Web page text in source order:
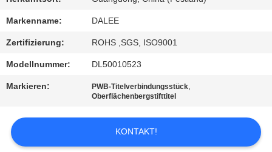
MIT
UNS
IN
VERBINDUNG
FORDERN
SIE
Markenname: DALEE
Zertifizierung: ROHS ,SGS, ISO9001
Modellnummer: DL50010523
Markieren: PWB-Titelverbindungsstück,
Oberflächenbergstifttitel
KONTAKT!